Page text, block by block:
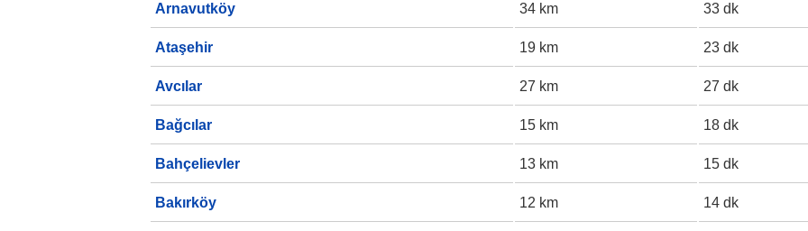
Arnavutköy 34 km 33 dk
Ataşehir 19 km 23 dk
Avcılar 27 km 27 dk
Bağcılar 15 km 18 dk
Bahçelievler 13 km 15 dk
Bakırköy 12 km 14 dk